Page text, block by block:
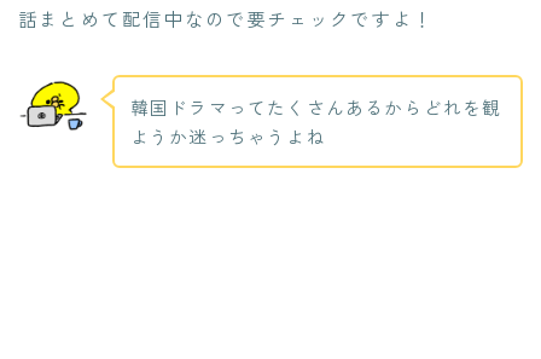
話まとめて配信中なので要チェックですよ！
韓国ドラマってたくさんあるからどれを観
ようか迷っちゃうよね